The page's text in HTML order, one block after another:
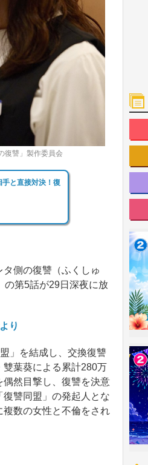
復讐」製作委員会
手と直接対決！復
側の復讐（ふくしゅ
の第5話が29日深夜に放
り
」を結成し、交換復讐
雙葉葵による累計280万
然目撃し、復讐を決意
讐同盟」の発起人とな
数の女性と不倫をされ